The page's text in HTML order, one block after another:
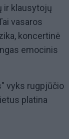
ir klausytojų
vasaros
koncertinė
emocinis
vyks rugpjūčio
platina